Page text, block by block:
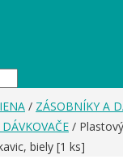
/ ZÁSOBNÍKY A
/
biely [1 ks]